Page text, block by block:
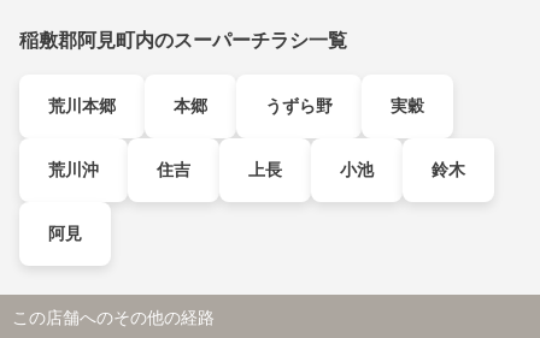
稲敷郡阿見町内のスーパーチラシ一覧
荒川本郷 本郷 うずら野 実穀
荒川沖 住吉 上長 小池 鈴木
阿見
この店舗へのその他の経路